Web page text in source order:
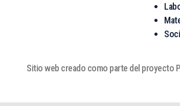
Sitio web creado como parte del proyecto